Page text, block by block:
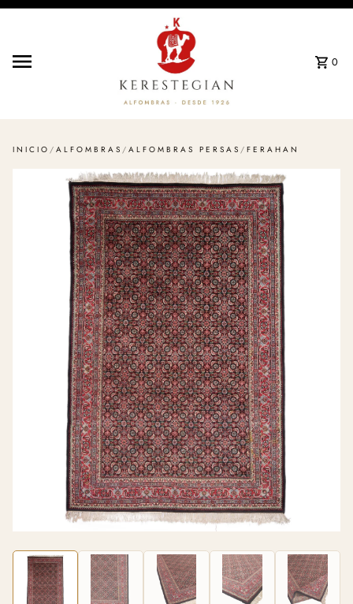
0
INICIO / ALFOMBRAS / ALFOMBRAS PERSAS / FERAHAN